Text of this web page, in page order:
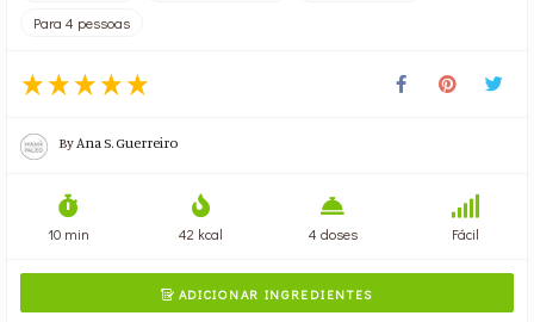
Para 4 pessoas
ByAna S. Guerreiro
10 min 42 kcal 4 doses Fácil
ADICIONAR INGREDIENTES